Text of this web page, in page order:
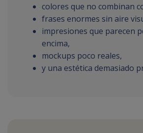
colores que no combinan
frases enormes sin aire
impresiones que parecen
encima,
mockups poco reales,
y una estética demasiado